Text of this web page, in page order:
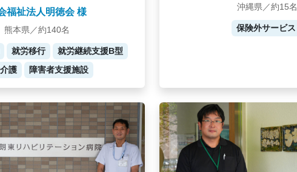
福祉法人明徳会 様
熊本県／約140名
就労移行
就労継続支援B型
護
障害者支援施設
沖縄県／約15名
保険外サービス